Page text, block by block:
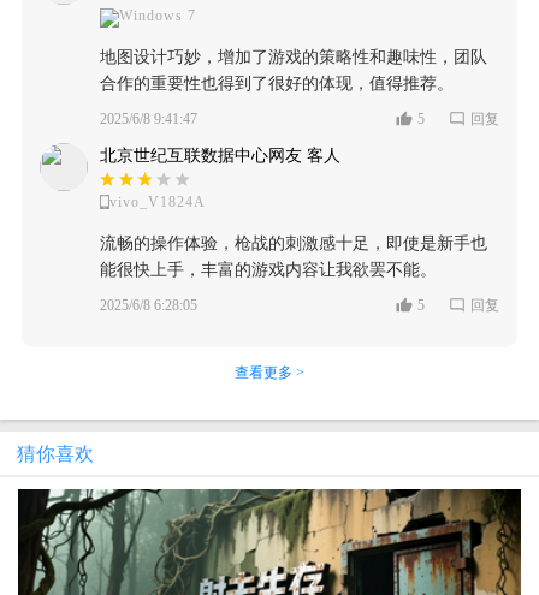
Windows 7
地图设计巧妙，增加了游戏的策略性和趣味性，团队
合作的重要性也得到了很好的体现，值得推荐。
2025/6/8 9:41:47 5 回复
北京世纪互联数据中心网友 客人
vivo_V1824A
流畅的操作体验，枪战的刺激感十足，即使是新手也
能很快上手，丰富的游戏内容让我欲罢不能。
2025/6/8 6:28:05 5 回复
查看更多 >
猜你喜欢